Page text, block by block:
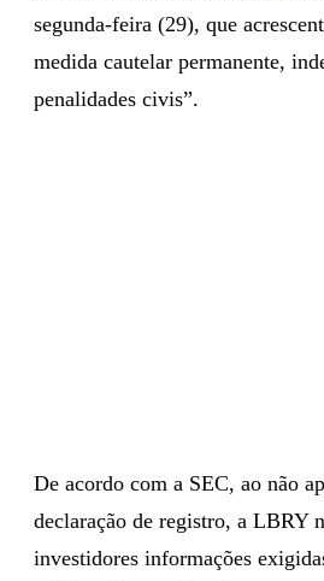
segunda-feira (29), que
medida cautelar permanente,
penalidades civis”.
De acordo com a SEC, ao não
declaração de registro, a LBRY
investidores informações